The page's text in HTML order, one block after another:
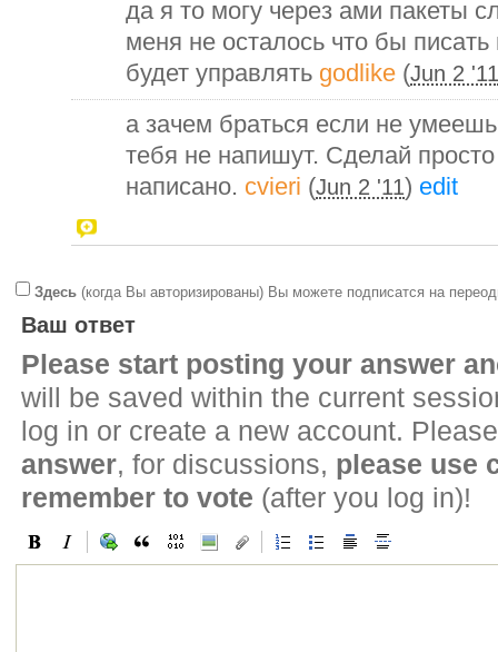
да я то могу через ами пакеты
меня не осталось что бы писать
будет управлять godlike (Jun 2 '11
а зачем браться если не
тебя не напишут. Сделай
написано. cvieri (Jun 2 '11) edit
Здесь (когда Вы авторизированы) Вы можете подписатся на
Ваш ответ
Please start posting your answer
will be saved within the current
log in or create a new account.
answer, for discussions, please use
remember to vote (after you log in)!